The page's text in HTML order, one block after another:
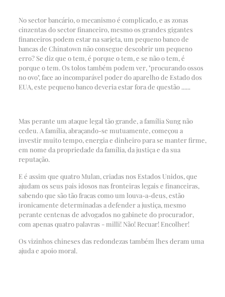
No sector bancário, o mecanismo é complicado, e as zonas
cinzentas do sector financeiro, mesmo os grandes gigantes
financeiros podem estar na sarjeta, um pequeno banco de
bancas de Chinatown não consegue descobrir um pequeno
erro? Se diz que o tem, é porque o tem, e se não o tem, é
porque o tem. Os tolos também podem ver, "procurando ossos
no ovo", face ao incomparável poder do aparelho de Estado dos
EUA, este pequeno banco deveria estar fora de questão ......
Mas perante um ataque legal tão grande, a família Sung não
cedeu. A família, abraçando-se mutuamente, começou a
investir muito tempo, energia e dinheiro para se manter firme,
em nome da propriedade da família, da justiça e da sua
reputação.
E é assim que quatro Mulan, criadas nos Estados Unidos, que
ajudam os seus pais idosos nas fronteiras legais e financeiras,
sabendo que são tão fracas como um louva-a-deus, estão
ironicamente determinadas a defender a justiça, mesmo
perante centenas de advogados no gabinete do procurador,
com apenas quatro palavras - milli! Não! Recuar! Encolher!
Os vizinhos chineses das redondezas também lhes deram uma
ajuda e apoio moral.